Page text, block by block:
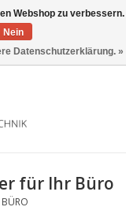
für Ihr Büro
Webshop zu verbessern.
Nein
Datenschutzerklärung. »